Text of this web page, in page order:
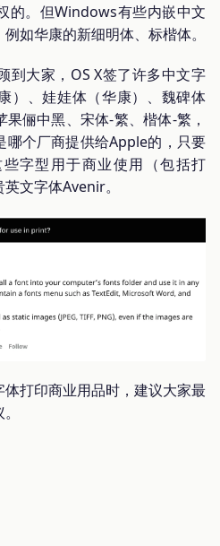
的。但Windows有些内嵌中文
如华康的新细明体、标楷体。
到大家，OS X签了许多中文字
）、娃娃体（华康）、魏碑体
果俪中黑、宋体-繁、楷体-繁，
哪个厂商提供给Apple的，只要
字型用于商业使用（包括打
文字体Avenir。
打印商业用品时，建议大家最